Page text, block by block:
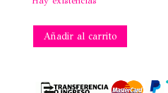
MONO
cantidad
Añadir al carrito